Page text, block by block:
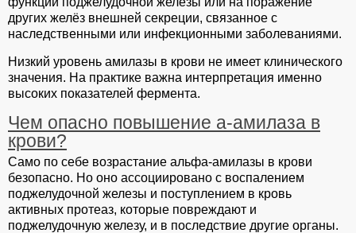
других желёз внешней секреции, связанное с
наследственными или инфекционными заболеваниями.
Низкий уровень амилазы в крови не имеет клинического
значения. На практике важна интерпретация именно
высоких показателей фермента.
Чем опасно повышение а-амилаза в
крови?
Само по себе возрастание альфа-амилазы в крови
безопасно. Но оно ассоциировано с воспалением
поджелудочной железы и поступлением в кровь
активных протеаз, которые повреждают и
поджелудочную железу, и в последствие другие органы.